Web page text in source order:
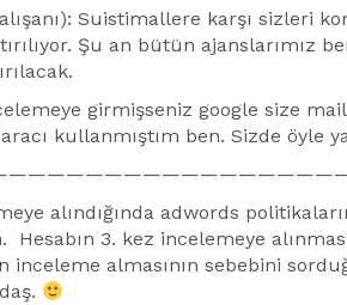
Suistimallere karşı sizleri
Şu an bütün ajanslarımız
girmişseniz google size
kullanmıştım ben. Sizde öyle
alındığında adwords
3. kez incelemeye
inceleme almasının sebebini